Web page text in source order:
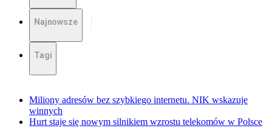
Najnowsze
Tagi
Miliony adresów bez szybkiego internetu. NIK wskazuje
winnych
Hurt staje się nowym silnikiem wzrostu telekomów w Polsce